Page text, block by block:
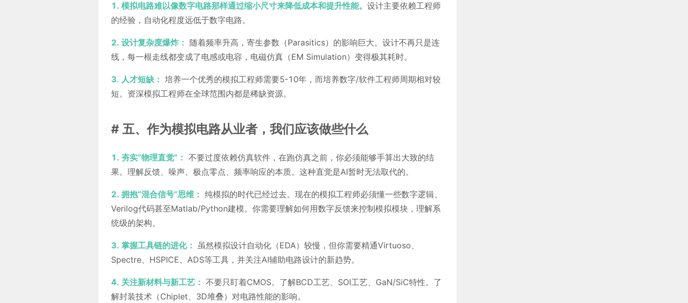
1. 模拟电路难以像数字电路那样通过缩小尺寸来降低成本和提升性能。 设计主要依赖工程师
的经验，自动化程度远低于数字电路。
2. 设计复杂度爆炸： 随着频率升高，寄生参数（Parasitics）的影响巨大。设计不再只是连
线，每一根走线都变成了电感或电容，电磁仿真（EM Simulation）变得极其耗时。
3. 人才短缺： 培养一个优秀的模拟工程师需要5-10年，而培养数字/软件工程师周期相对较
短。资深模拟工程师在全球范围内都是稀缺资源。
# 五、作为模拟电路从业者，我们应该做些什么
1. 夯实“物理直觉”： 不要过度依赖仿真软件，在跑仿真之前，你必须能够手算出大致的结
果。理解反馈、噪声、极点零点、频率响应的本质。这种直觉是AI暂时无法取代的。
2. 拥抱“混合信号”思维： 纯模拟的时代已经过去。现在的模拟工程师必须懂一些数字逻辑、
Verilog代码甚至Matlab/Python建模。你需要理解如何用数字反馈来控制模拟模块，理解系
统级的架构。
3. 掌握工具链的进化： 虽然模拟设计自动化（EDA）较慢，但你需要精通Virtuoso、
Spectre、HSPICE、ADS等工具，并关注AI辅助电路设计的新趋势。
4. 关注新材料与新工艺： 不要只盯着CMOS。了解BCD工艺、SOI工艺、GaN/SiC特性。了
解封装技术（Chiplet、3D堆叠）对电路性能的影响。